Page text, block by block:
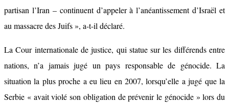
partisan l’Iran – continuent d’appeler à l’anéantissement d’Israël et
au massacre des Juifs », a-t-il déclaré.
La Cour internationale de justice, qui statue sur les différends entre
nations, n’a jamais jugé un pays responsable de génocide. La
situation la plus proche a eu lieu en 2007, lorsqu’elle a jugé que la
Serbie « avait violé son obligation de prévenir le génocide » lors du